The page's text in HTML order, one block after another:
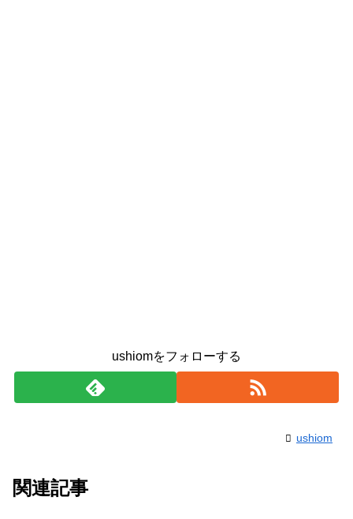
ushiomをフォローする
ushiom
関連記事